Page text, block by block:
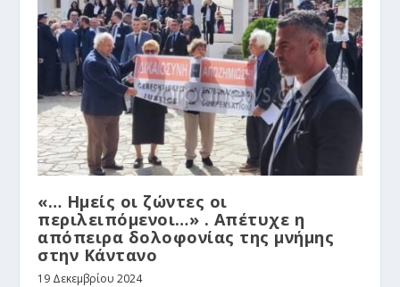
«… Ημείς οι ζώντες οι
περιλειπόμενοι…» . Απέτυχε η
απόπειρα δολοφονίας της μνήμης
στην Κάντανο
19 Δεκεμβρίου 2024